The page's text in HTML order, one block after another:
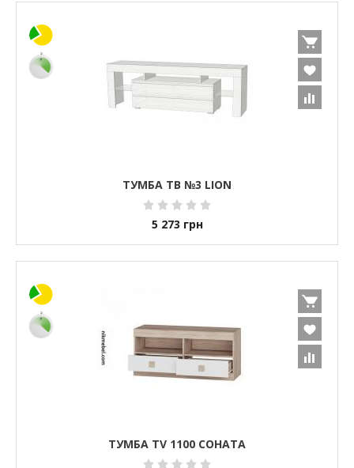
ТУМБА ТВ №3 LION
5 273 грн
ТУМБА TV 1100 СОНАТА